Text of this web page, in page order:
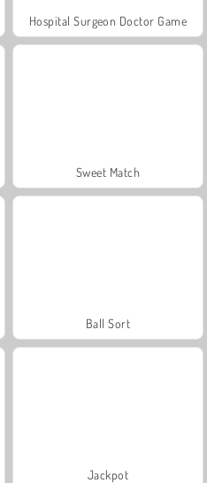
Hospital Surgeon Doctor Game
Sweet Match
Ball Sort
Jackpot